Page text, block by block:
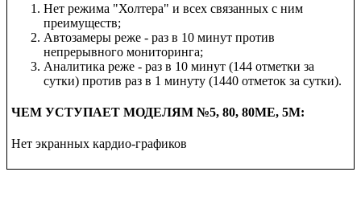
Нет режима "Холтера" и всех связанных с ним
преимуществ;
Автозамеры реже - раз в 10 минут против
непрерывного мониторинга;
Аналитика реже - раз в 10 минут (144 отметки за
сутки) против раз в 1 минуту (1440 отметок за сутки).
ЧЕМ УСТУПАЕТ МОДЕЛЯМ №5, 80, 80ME, 5M:
Нет экранных кардио-графиков